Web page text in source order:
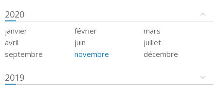
2020
janvier février
mars
avril
juin
juillet
septembre
novembre décembre
2019